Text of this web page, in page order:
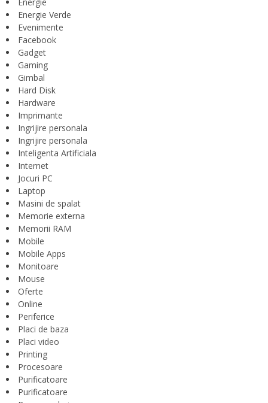
Energie Verde
Evenimente
Facebook
Gadget
Gaming
Gimbal
Hard Disk
Hardware
Imprimante
Ingrijire personala
Ingrijire personala
Inteligenta Artificiala
Internet
Jocuri PC
Laptop
Masini de spalat
Memorie externa
Memorii RAM
Mobile
Mobile Apps
Monitoare
Mouse
Oferte
Online
Periferice
Placi de baza
Placi video
Printing
Procesoare
Purificatoare
Purificatoare